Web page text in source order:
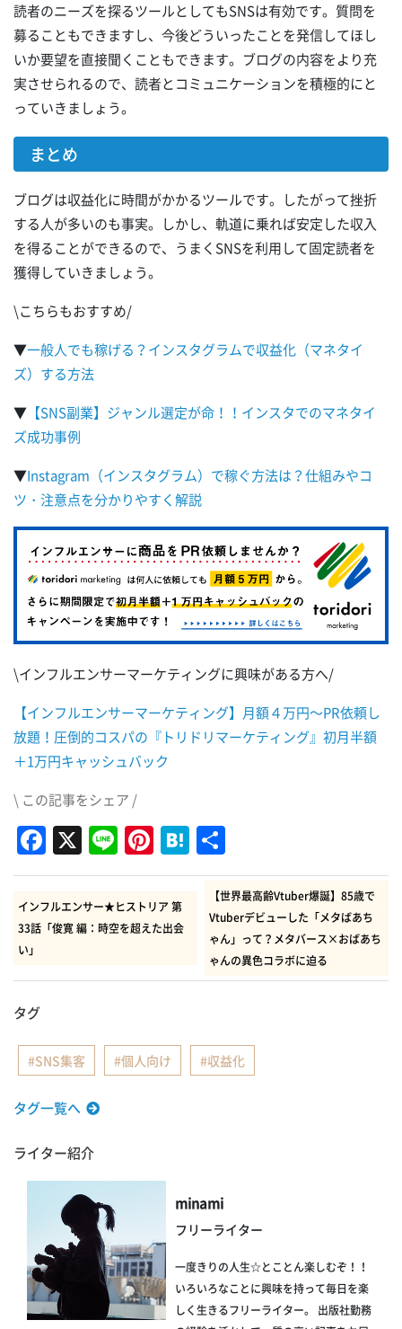
読者のニーズを探るツールとしてもSNSは有効です。質問を
募ることもできますし、今後どういったことを発信してほし
いか要望を直接聞くこともできます。ブログの内容をより充
実させられるので、読者とコミュニケーションを積極的にと
っていきましょう。
まとめ
ブログは収益化に時間がかかるツールです。したがって挫折
する人が多いのも事実。しかし、軌道に乗れば安定した収入
を得ることができるので、うまくSNSを利用して固定読者を
獲得していきましょう。
\こちらもおすすめ/
▼一般人でも稼げる？インスタグラムで収益化（マネタイ
ズ）する方法
▼ 【SNS副業】ジャンル選定が命！！インスタでのマネタイ
ズ成功事例
▼Instagram（インスタグラム）で稼ぐ方法は？仕組みやコ
ツ・注意点を分かりやすく解説
\インフルエンサーマーケティングに興味がある方へ/
【インフルエンサーマーケティング】月額４万円～PR依頼し
放題！圧倒的コスパの『トリドリマーケティング』初月半額
＋1万円キャッシュバック
\ この記事をシェア /
Facebook
X LinePinterest
Hatena
有
インフルエンサー★ヒストリア 第
33話「俊寛 編：時空を超えた出会
い」
【世界最高齢Vtuber爆誕】85歳で
Vtuberデビューした「メタばあち
ゃん」って？メタバース×おばあち
ゃんの異色コラボに迫る
タグ
SNS集客 個人向け 収益化
タグ一覧へ
ライター紹介
minami
フリーライター
一度きりの人生☆とことん楽しむぞ！！
いろいろなことに興味を持って毎日を楽
しく生きるフリーライター。 出版社勤務